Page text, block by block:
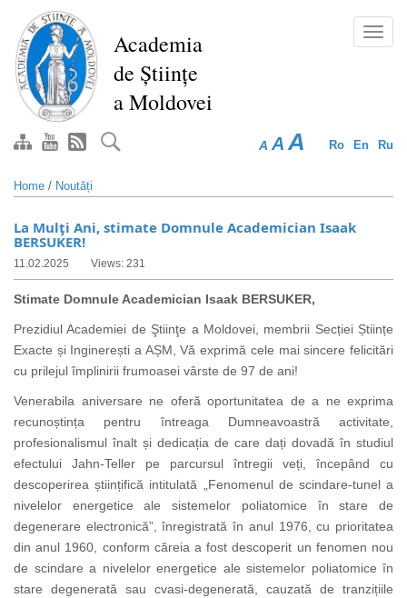
main
content
Academia
de Științe
a Moldovei
Ro En Ru
A A A
Home / Noutăți
La Mulţi Ani, stimate Domnule Academician Isaak
BERSUKER!
11.02.2025 Views: 231
Stimate Domnule Academician Isaak BERSUKER,
Prezidiul Academiei de Ştiinţe a Moldovei, membrii Secției Științe
Exacte și Inginerești a AȘM, Vă exprimă cele mai sincere felicitări
cu prilejul împlinirii frumoasei vârste de 97 de ani!
Venerabila aniversare ne oferă oportunitatea de a ne exprima
recunoștința pentru întreaga Dumneavoastră activitate,
profesionalismul înalt și dedicația de care dați dovadă în studiul
efectului Jahn-Teller pe parcursul întregii veți, începând cu
descoperirea științifică intitulată „Fenomenul de scindare-tunel a
nivelelor energetice ale sistemelor poliatomice în stare de
degenerare electronică”, înregistrată în anul 1976, cu prioritatea
din anul 1960, conform căreia a fost descoperit un fenomen nou
de scindare a nivelelor energetice ale sistemelor poliatomice în
stare degenerată sau cvasi-degenerată, cauzată de tranzițiile